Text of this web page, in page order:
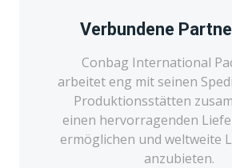
Verbundene
Conbag International
arbeitet eng mit seinen
Produktionsstätten
einen hervorragenden
ermöglichen und weltweite
anzubieten.